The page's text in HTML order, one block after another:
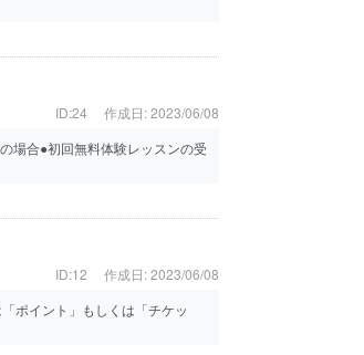
ID:24
作成日: 2023/06/08
場合●初回無料体験レッスンの受
ID:12
作成日: 2023/06/08
ポイント」もしくは「チケッ